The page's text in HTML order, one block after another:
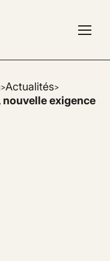
>Actualités>
nouvelle exigence